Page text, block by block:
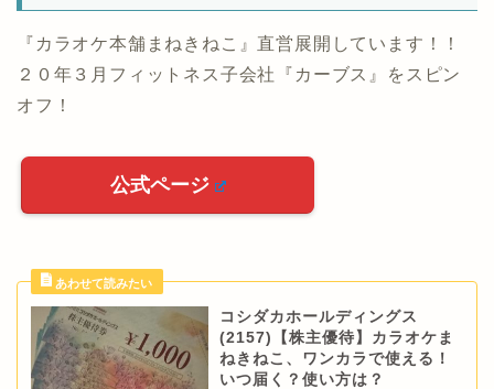
『カラオケ本舗まねきねこ』直営展開しています！！
２０年３月フィットネス子会社『カーブス』をスピン
オフ！
公式ページ
コシダカホールディングス
(2157)【株主優待】カラオケま
ねきねこ、ワンカラで使える！
いつ届く？使い方は？